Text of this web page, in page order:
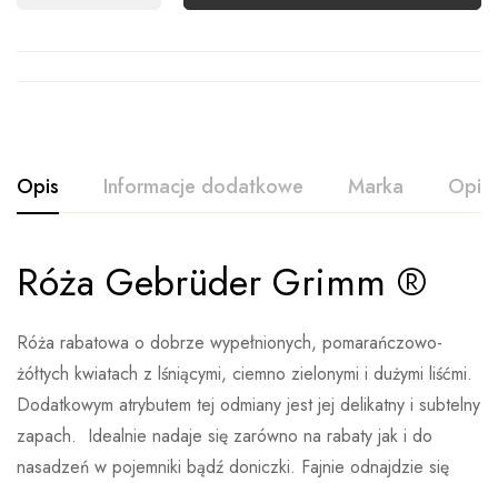
Opis Informacje dodatkowe Marka
Róża Gebrüder Grimm ®
Róża rabatowa o dobrze wypełnionych, pomarańczowo-
żółtych kwiatach z lśniącymi, ciemno zielonymi i dużymi liśćmi.
Dodatkowym atrybutem tej odmiany jest jej delikatny i subtelny
zapach. Idealnie nadaje się zarówno na rabaty jak i do
nasadzeń w pojemniki bądź doniczki. Fajnie odnajdzie się
Waga Brak danych
Ocena i opinia
Wystaw opinie
Nikt jeszcze nie ocenił produktu